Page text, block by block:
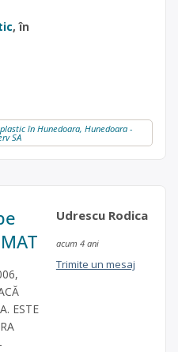
, în
în Hunedoara, Hunedoara -
SA
ESTE
Udrescu Rodica
acum 4 ani
Trimite un mesaj